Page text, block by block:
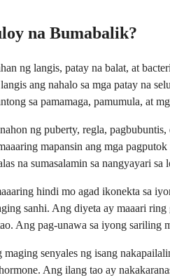
na Bumabalik?
ng langis, patay na balat, at
ang nahalo sa mga patay na
sa pamamaga, pamumula, at
ng puberty, regla,
mapansin ang mga
na sumasalamin sa nangyayari sa
hindi mo agad ikonekta sa
sanhi. Ang diyeta ay maaari
Ang pag-unawa sa iyong sariling
senyales ng isang
Ang ilang tao ay